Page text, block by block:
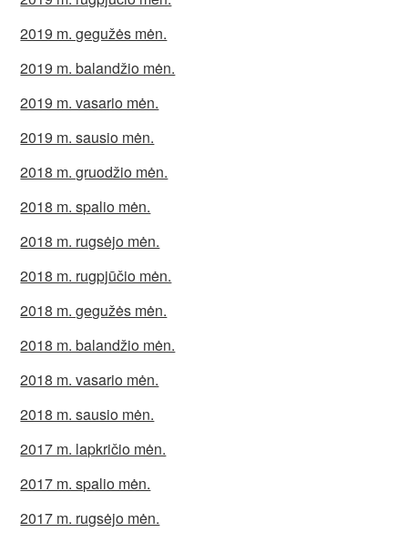
2019 m. gegužės mėn.
2019 m. balandžio mėn.
2019 m. vasario mėn.
2019 m. sausio mėn.
2018 m. gruodžio mėn.
2018 m. spalio mėn.
2018 m. rugsėjo mėn.
2018 m. rugpjūčio mėn.
2018 m. gegužės mėn.
2018 m. balandžio mėn.
2018 m. vasario mėn.
2018 m. sausio mėn.
2017 m. lapkričio mėn.
2017 m. spalio mėn.
2017 m. rugsėjo mėn.